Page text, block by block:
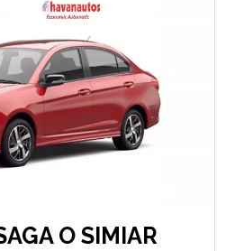
O SIMIAR